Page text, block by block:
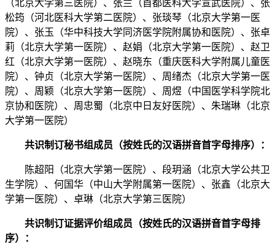
（北京大学第三医院）、张兰（首都医科大学宣武医院）、张
松筠（河北医科大学第二医院）、张琰琴（北京大学第一医
院）、张玉（华中科技大学同济医学院附属协和医院）、张卓
莉（北京大学第一医院）、赵娟（北京大学第一医院）、赵卫
红（北京大学第一医院）、赵晓东（重庆医科大学附属儿童医
院）、钟贞（北京大学第一医院）、周绪杰（北京大学第一医
院）、周颖（北京大学第一医院）、周煜（中国医学科学院北
京协和医院）、周忠蜀（北京中日友好医院）、朱瑞琳（北京
大学第一医院）
共识制订秘书组成员（按姓氏的汉语拼音首字母排序）：
陈超阳（北京大学第一医院）、段玥涵（北京大学公共卫
生学院）、何国华（中山大学附属第一医院）、张鑫（北京大
学第一医院）、卓琳（北京大学第三医院）
共识制订证据评价组成员（按姓氏的汉语拼音首字母排
序）：